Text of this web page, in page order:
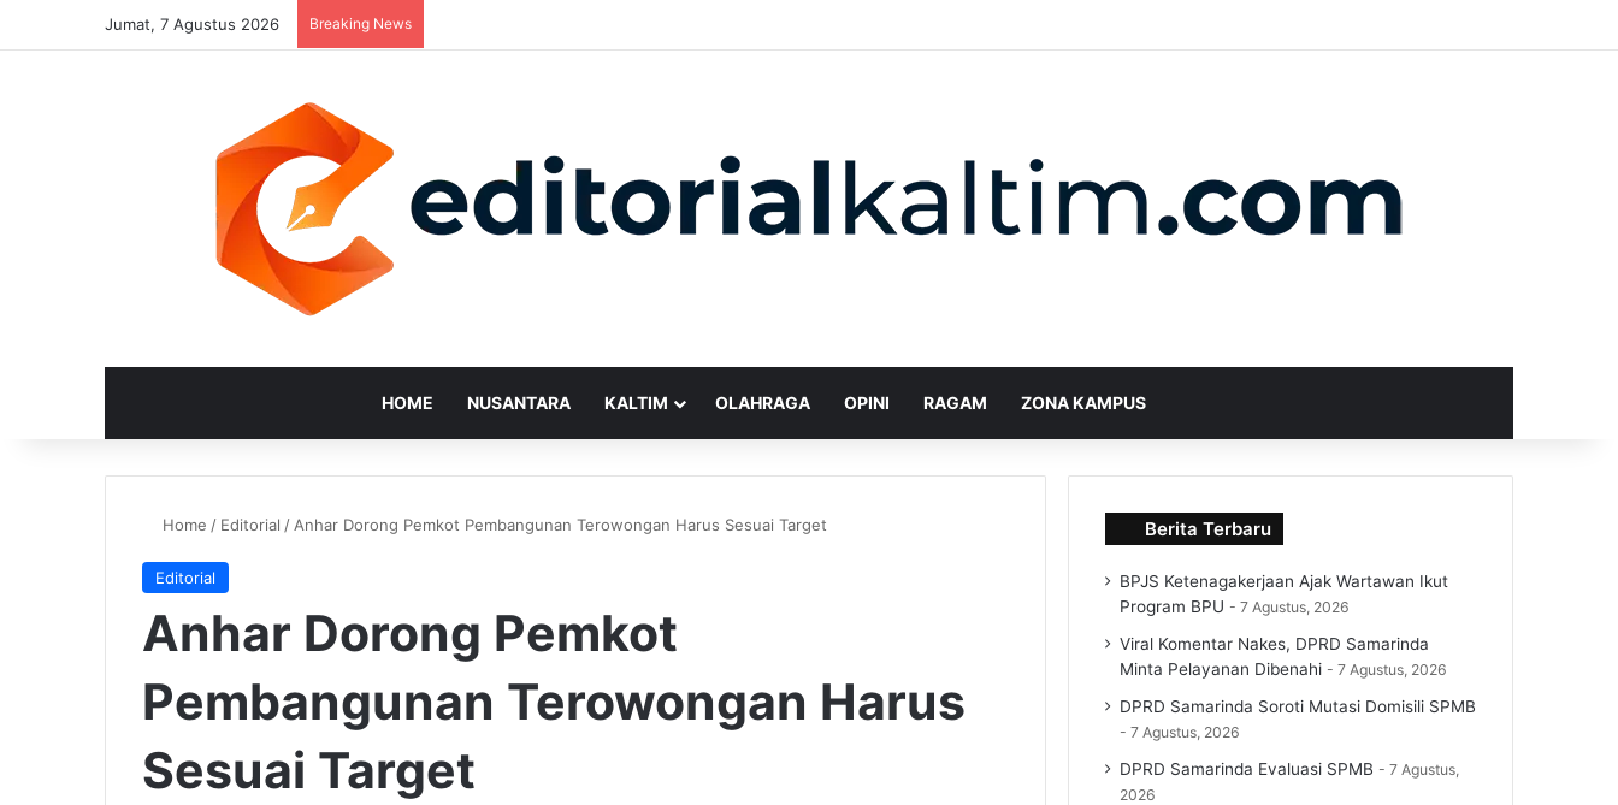
Jumat, 7 Agustus 2026 Breaking News
HOME NUSANTARA KALTIM OLAHRAGA OPINI RAGAM ZONA KAMPUS
Home / Editorial / Anhar Dorong Pemkot Pembangunan Terowongan Harus Sesuai Target
Editorial
Anhar Dorong Pemkot
Pembangunan Terowongan Harus
Sesuai Target
Berita Terbaru
BPJS Ketenagakerjaan Ajak Wartawan Ikut
Program BPU
7 Agustus, 2026
Viral Komentar Nakes, DPRD Samarinda
Minta Pelayanan Dibenahi
7 Agustus, 2026
DPRD Samarinda Soroti Mutasi Domisili SPMB
7 Agustus, 2026
DPRD Samarinda Evaluasi SPMB
7 Agustus,
2026